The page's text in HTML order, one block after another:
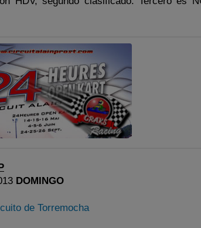
DOMINGO
de Torremocha